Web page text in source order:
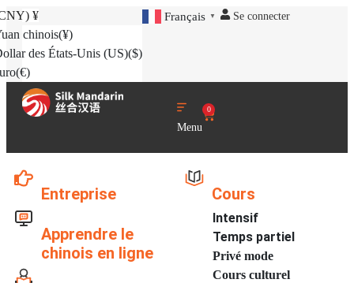
¥
chinois(¥)
des États-Unis (US)($)
(€)
Français ▼ Se connecter
Menu
0
Entreprise
Apprendre le
chinois en ligne
Cours
Intensif
Temps partiel
Privé mode
Cours culturel